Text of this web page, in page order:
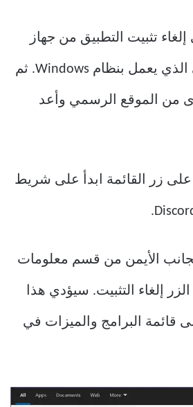
إلغاء تثبيت التطبيق من جهاز
الكمبيوتر الشخصي الذي يعمل بنظام Windows. ثم
من الموقع الرسمي وأعد
زر القائمة ابدأ على شريط
الأيمن من قسم معلومات
إلغاء التثبيت. سيؤدي هذا
قائمة البرامج والميزات في